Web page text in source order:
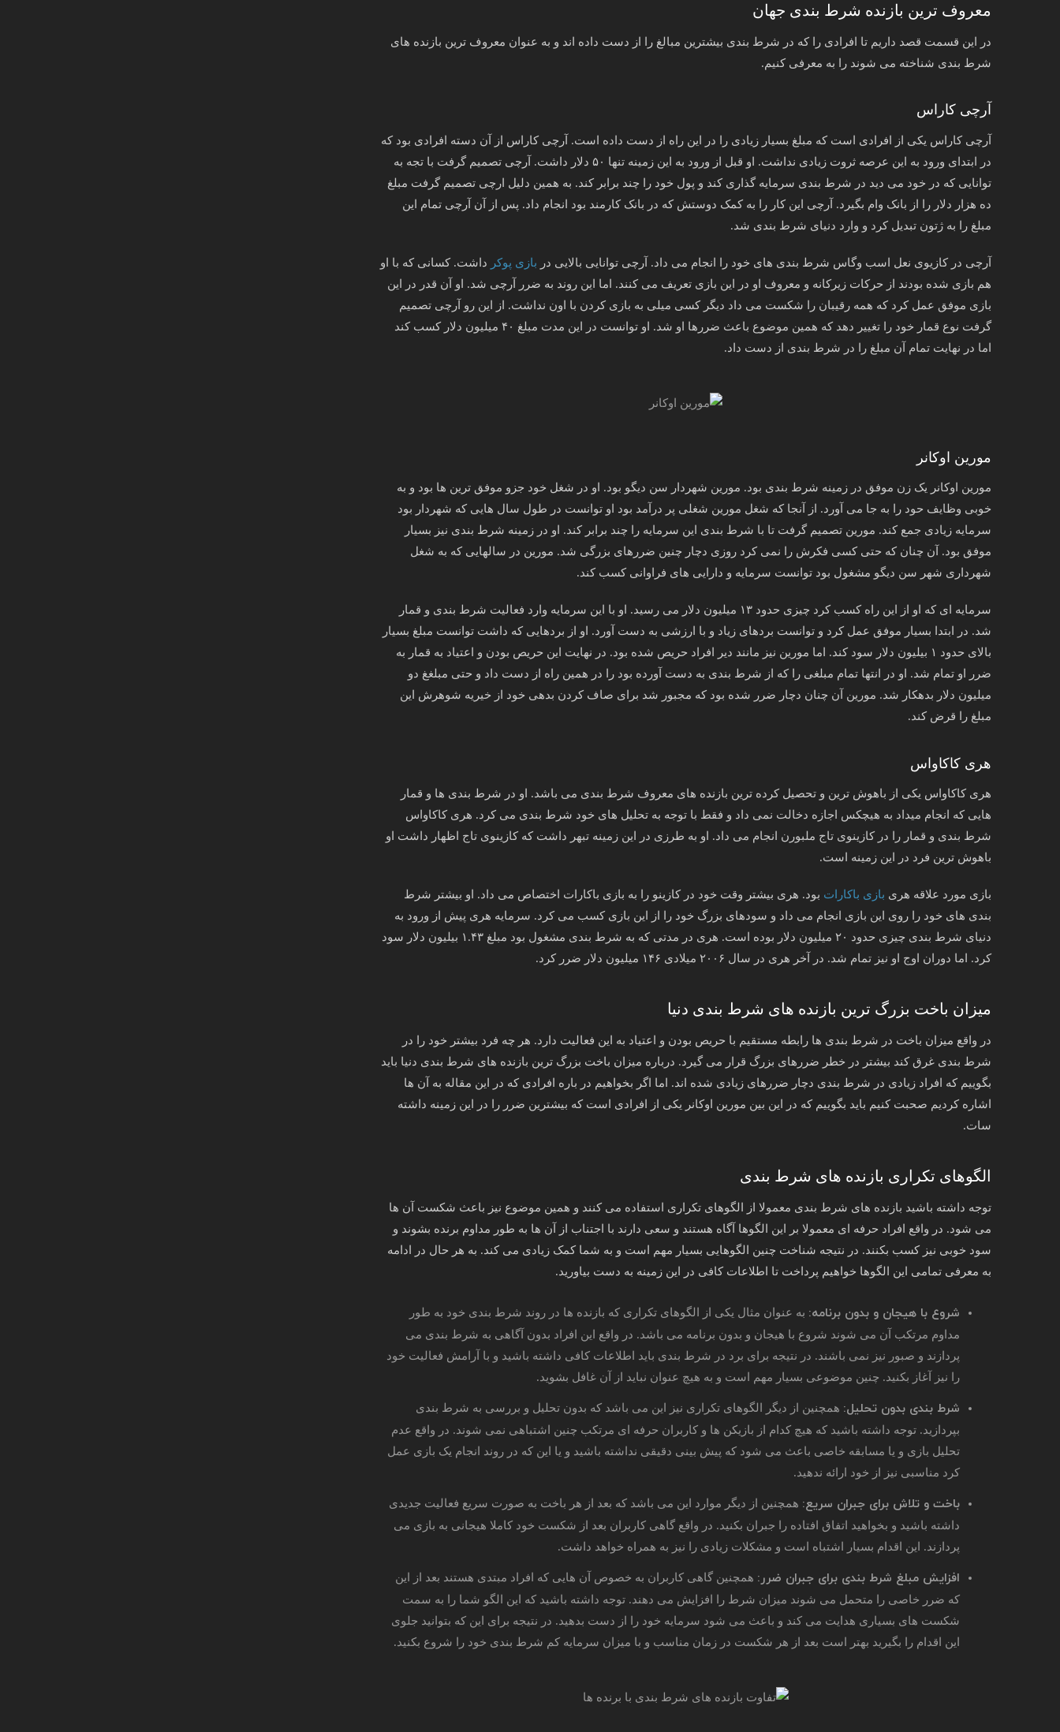
معروف ترین بازنده شرط بندی جهان
در این قسمت قصد داریم تا افرادی را که در شرط بندی بیشترین مبالغ را از دست داده اند و به عنوان معروف ترین بازنده های
شرط بندی شناخته می شوند را به معرفی کنیم.
آرچی کاراس
آرچی کاراس یکی از افرادی است که مبلغ بسیار زیادی را در این راه از دست داده است. آرچی کاراس از آن دسته افرادی بود که
در ابتدای ورود به این عرصه ثروت زیادی نداشت. او قبل از ورود به این زمینه تنها ۵۰ دلار داشت. آرچی تصمیم گرفت با تجه به
توانایی که در خود می دید در شرط بندی سرمایه گذاری کند و پول خود را چند برابر کند. به همین دلیل ارچی تصمیم گرفت مبلغ
ده هزار دلار را از بانک وام بگیرد. آرچی این کار را به کمک دوستش که در بانک کارمند بود انجام داد. پس از آن آرچی تمام این
مبلغ را به ژتون تبدیل کرد و وارد دنیای شرط بندی شد.
آرچی در کازیوی نعل اسب وگاس شرط بندی های خود را انجام می داد. آرچی توانایی بالایی در بازی پوکر داشت. کسانی که با او
هم بازی شده بودند از حرکات زیرکانه و معروف او در این بازی تعریف می کنند. اما این روند به ضرر آرچی شد. او آن قدر در این
بازی موفق عمل کرد که همه رقیبان را شکست می داد دیگر کسی میلی به بازی کردن با اون نداشت. از این رو آرچی تصمیم
گرفت نوع قمار خود را تغییر دهد که همین موضوع باعث ضررها او شد. او توانست در این مدت مبلغ ۴۰ میلیون دلار کسب کند
اما در نهایت تمام آن مبلغ را در شرط بندی از دست داد.
مورین اوکانر
مورین اوکانر یک زن موفق در زمینه شرط بندی بود. مورین شهردار سن دیگو بود. او در شغل خود جزو موفق ترین ها بود و به
خوبی وظایف حود را به جا می آورد. از آنجا که شغل مورین شغلی پر درآمد بود او توانست در طول سال هایی که شهردار بود
سرمایه زیادی جمع کند. مورین تصمیم گرفت تا با شرط بندی این سرمایه را چند برابر کند. او در زمینه شرط بندی نیز بسیار
موفق بود. آن چنان که حتی کسی فکرش را نمی کرد روزی دچار چنین ضررهای بزرگی شد. مورین در سالهایی که به شغل
شهرداری شهر سن دیگو مشغول بود توانست سرمایه و دارایی های فراوانی کسب کند.
سرمایه ای که او از این راه کسب کرد چیزی حدود ۱۳ میلیون دلار می رسید. او با این سرمایه وارد فعالیت شرط بندی و قمار
شد. در ابتدا بسیار موفق عمل کرد و توانست بردهای زیاد و با ارزشی به دست آورد. او از بردهایی که داشت توانست مبلغ بسیار
بالای حدود ۱ بیلیون دلار سود کند. اما مورین نیز مانند دیر افراد حریص شده بود. در نهایت این حریص بودن و اعتیاد به قمار به
ضرر او تمام شد. او در انتها تمام مبلغی را که از شرط بندی به دست آورده بود را در همین راه از دست داد و حتی مبلغغ دو
میلیون دلار بدهکار شد. مورین آن چنان دچار ضرر شده بود که مجبور شد برای صاف کردن بدهی خود از خیریه شوهرش این
مبلغ را قرض کند.
هری کاکاواس
هری کاکاواس یکی از باهوش ترین و تحصیل کرده ترین بازنده های معروف شرط بندی می باشد. او در شرط بندی ها و قمار
هایی که انجام میداد به هیچکس اجازه دخالت نمی داد و فقط با توجه به تحلیل های خود شرط بندی می کرد. هری کاکاواس
شرط بندی و قمار را در کازینوی تاج ملبورن انجام می داد. او به طرزی در این زمینه تبهر داشت که کازینوی تاج اظهار داشت او
باهوش ترین فرد در این زمینه است.
بازی مورد علاقه هری بازی باکارات بود. هری بیشتر وقت خود در کازینو را به بازی باکارات اختصاص می داد. او بیشتر شرط
بندی های خود را روی این بازی انجام می داد و سودهای بزرگ خود را از این بازی کسب می کرد. سرمایه هری پیش از ورود به
دنیای شرط بندی چیزی حدود ۲۰ میلیون دلار بوده است. هری در مدتی که به شرط بندی مشغول بود مبلغ ۱.۴۳ بیلیون دلار سود
کرد. اما دوران اوج او نیز تمام شد. در آخر هری در سال ۲۰۰۶ میلادی ۱۴۶ میلیون دلار ضرر کرد.
میزان باخت بزرگ ترین بازنده های شرط بندی دنیا
در واقع میزان باخت در شرط بندی ها رابطه مستقیم با حریص بودن و اعتیاد به این فعالیت دارد. هر چه فرد بیشتر خود را در
شرط بندی غرق کند بیشتر در خطر ضررهای بزرگ قرار می گیرد. درباره میزان باخت بزرگ ترین بازنده های شرط بندی دنیا باید
بگوییم که افراد زیادی در شرط بندی دچار ضررهای زیادی شده اند. اما اگر بخواهیم در باره افرادی که در این مقاله به آن ها
اشاره کردیم صحبت کنیم باید بگوییم که در این بین مورین اوکانر یکی از افرادی است که بیشترین ضرر را در این زمینه داشته
سات.
الگوهای تکراری بازنده های شرط بندی
توجه داشته باشید بازنده های شرط بندی معمولا از الگوهای تکراری استفاده می کنند و همین موضوع نیز باعث شکست آن ها
می شود. در واقع افراد حرفه ای معمولا بر این الگوها آگاه هستند و سعی دارند با اجتناب از آن ها به طور مداوم برنده بشوند و
سود خوبی نیز کسب بکنند. در نتیجه شناخت چنین الگوهایی بسیار مهم است و به شما کمک زیادی می کند. به هر حال در ادامه
به معرفی تمامی این الگوها خواهیم پرداخت تا اطلاعات کافی در این زمینه به دست بیاورید.
شروع با هیجان و بدون برنامه: به عنوان مثال یکی از الگوهای تکراری که بازنده ها در روند شرط بندی خود به طور
مداوم مرتکب آن می شوند شروع با هیجان و بدون برنامه می باشد. در واقع این افراد بدون آگاهی به شرط بندی می
پردازند و صبور نیز نمی باشند. در نتیجه برای برد در شرط بندی باید اطلاعات کافی داشته باشید و با آرامش فعالیت خود
را نیز آغاز بکنید. چنین موضوعی بسیار مهم است و به هیچ عنوان نباید از آن غافل بشوید.
شرط‌ بندی بدون تحلیل: همچنین از دیگر الگوهای تکراری نیز این می باشد که بدون تحلیل و بررسی به شرط بندی
بپردازید. توجه داشته باشید که هیچ کدام از بازیکن ها و کاربران حرفه ای مرتکب چنین اشتباهی نمی شوند. در واقع عدم
تحلیل بازی و یا مسابقه خاصی باعث می شود که پیش بینی دقیقی نداشته باشید و یا این که در روند انجام یک بازی عمل
کرد مناسبی نیز از خود ارائه ندهید.
باخت و تلاش برای جبران سریع: همچنین از دیگر موارد این می باشد که بعد از هر باخت به صورت سریع فعالیت جدیدی
داشته باشید و بخواهید اتفاق افتاده را جبران بکنید. در واقع گاهی کاربران بعد از شکست خود کاملا هیجانی به بازی می
پردازند. این اقدام بسیار اشتباه است و مشکلات زیادی را نیز به همراه خواهد داشت.
افزایش مبلغ شرط‌ بندی برای جبران ضرر: همچنین گاهی کاربران به خصوص آن هایی که افراد مبتدی هستند بعد از این
که ضرر خاصی را متحمل می شوند میزان شرط را افزایش می دهند. توجه داشته باشید که این الگو شما را به سمت
شکست های بسیاری هدایت می کند و باعث می شود سرمایه خود را از دست بدهید. در نتیجه برای این که بتوانید جلوی
این اقدام را بگیرید بهتر است بعد از هر شکست در زمان مناسب و با میزان سرمایه کم شرط بندی خود را شروع بکنید.